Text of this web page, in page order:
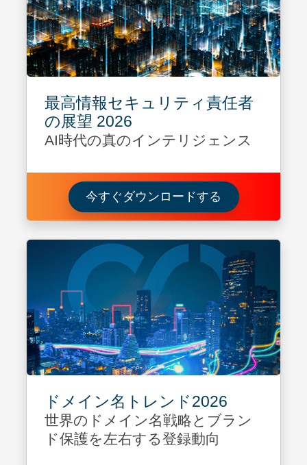
最高情報セキュリティ責任者
の展望 2026
AI時代の真のインテリジェンス
今すぐダウンロードする 最高情報セキ
ドメイン名トレンド2026
世界のドメイン名戦略とブラン
ド保護を左右する登録動向